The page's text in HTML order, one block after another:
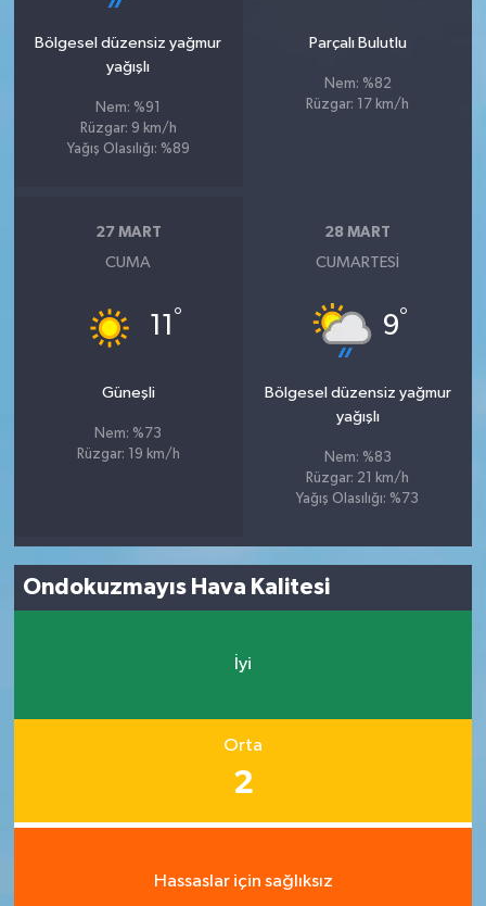
Bölgesel düzensiz yağmur
yağışlı
Nem: %91
Rüzgar: 9 km/h
Yağış Olasılığı: %89
Parçalı Bulutlu
Nem: %82
Rüzgar: 17 km/h
27 MART
CUMA
11 °
Güneşli
Nem: %73
Rüzgar: 19 km/h
28 MART
CUMARTESI
9°
Bölgesel düzensiz yağmur
yağışlı
Nem: %83
Rüzgar: 21 km/h
Yağış Olasılığı: %73
Ondokuzmayıs Hava Kalitesi
İyi
Orta
2
Hassaslar için sağlıksız